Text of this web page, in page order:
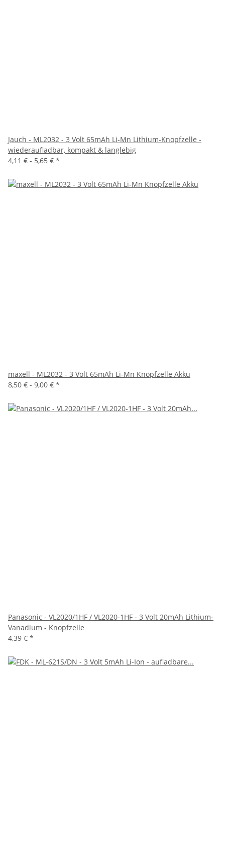
Jauch - ML2032 - 3 Volt 65mAh Li-Mn Lithium-Knopfzelle -
wiederaufladbar, kompakt & langlebig
4,11 € - 5,65 € *
maxell - ML2032 - 3 Volt 65mAh Li-Mn Knopfzelle Akku
8,50 € - 9,00 € *
Panasonic - VL2020/1HF / VL2020-1HF - 3 Volt 20mAh Lithium-
Vanadium - Knopfzelle
4,39 € *